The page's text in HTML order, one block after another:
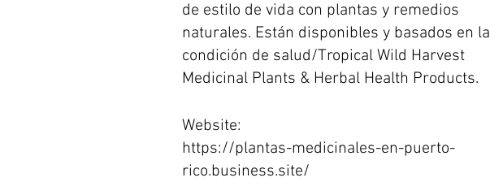
de estilo de vida con plantas y remedios
naturales. Están disponibles y basados en la
condición de salud/Tropical Wild Harvest
Medicinal Plants & Herbal Health Products.
Website:
https://plantas-medicinales-en-puerto-
rico.business.site/